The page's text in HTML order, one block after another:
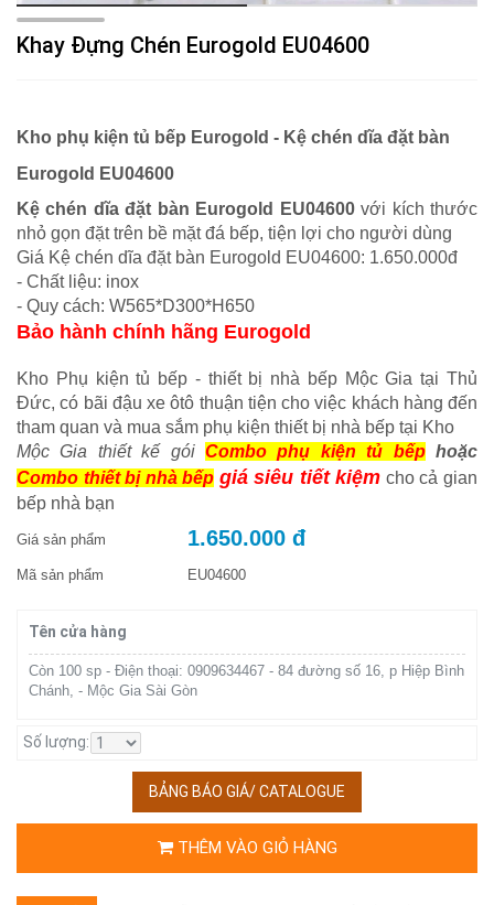
Khay Đựng Chén Eurogold EU04600
Kho phụ kiện tủ bếp Eurogold - Kệ chén dĩa đặt bàn
Eurogold EU04600
Kệ chén dĩa đặt bàn Eurogold EU04600với kích thước
nhỏ gọn đặt trên bề mặt đá bếp, tiện lợi cho người dùng
Giá Kệ chén dĩa đặt bàn Eurogold EU04600: 1.650.000đ
- Chất liệu: inox
- Quy cách: W565*D300*H650
Bảo hành chính hãng Eurogold
Kho Phụ kiện tủ bếp - thiết bị nhà bếp Mộc Gia tại Thủ
Đức, có bãi đậu xe ôtô thuận tiện cho việc khách hàng đến
tham quan và mua sắm phụ kiện thiết bị nhà bếp tại Kho
Mộc Gia thiết kế gói Combo phụ kiện tủ bếphoặc
Combo thiết bị nhà bếp giá siêu tiết kiệm cho cả gian
bếp nhà bạn
Giá sản phẩm 1.650.000 đ
Mã sản phẩm EU04600
Tên cửa hàng
Còn 100 sp - Điện thoại: 0909634467 - 84 đường số 16, p Hiệp Bình
Chánh, - Mộc Gia Sài Gòn
Số lượng:
BẢNG BÁO GIÁ/ CATALOGUE
THÊM VÀO GIỎ HÀNG